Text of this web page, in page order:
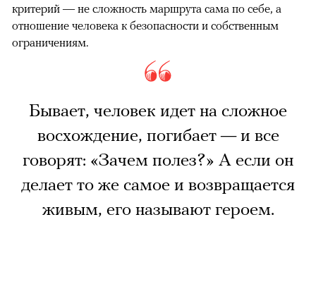
критерий — не сложность маршрута сама по себе, а
отношение человека к безопасности и собственным
ограничениям.
Бывает, человек идет на сложное
восхождение, погибает — и все
говорят: «Зачем полез?» А если он
делает то же самое и возвращается
живым, его называют героем.